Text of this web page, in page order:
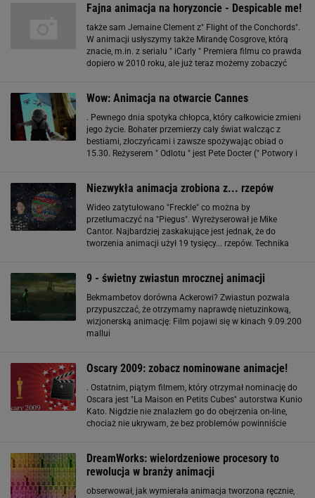
Fajna animacja na horyzoncie - Despicable me!
także sam Jemaine Clement z" Flight of the Conchords".
W animacji usłyszymy także Mirandę Cosgrove, którą
znacie, m.in. z serialu " iCarly " Premiera filmu co prawda
dopiero w 2010 roku, ale już teraz możemy zobaczyć
Wow: Animacja na otwarcie Cannes
. Pewnego dnia spotyka chłopca, który całkowicie zmieni
jego życie. Bohater przemierzy cały świat walcząc z
bestiami, złoczyńcami i zawsze spożywając obiad o
15.30. Reżyserem " Odlotu " jest Pete Docter (" Potwory i
Niezwykła animacja zrobiona z... rzepów
Wideo zatytułowano "Freckle" co można by
przetłumaczyć na "Piegus". Wyreżyserował je Mike
Cantor. Najbardziej zaskakujące jest jednak, że do
tworzenia animacji użył 19 tysięcy... rzepów. Technika
9 - świetny zwiastun mrocznej animacji
Bekmambetov dorówna Ackerowi? Zwiastun pozwala
przypuszczać, że otrzymamy naprawdę nietuzinkową,
wizjonerską animację: Film pojawi się w kinach 9.09.200
mallui
Oscary 2009: zobacz nominowane animacje!
. Ostatnim, piątym filmem, który otrzymał nominację do
Oscara jest "La Maison en Petits Cubes" autorstwa Kunio
Kato. Nigdzie nie znalazłem go do obejrzenia on-line,
chociaż nie ukrywam, że bez problemów powinniście
DreamWorks: wielordzeniowe procesory to
rewolucja w branży animacji
obserwował, jak wymierała animacja tworzona ręcznie,